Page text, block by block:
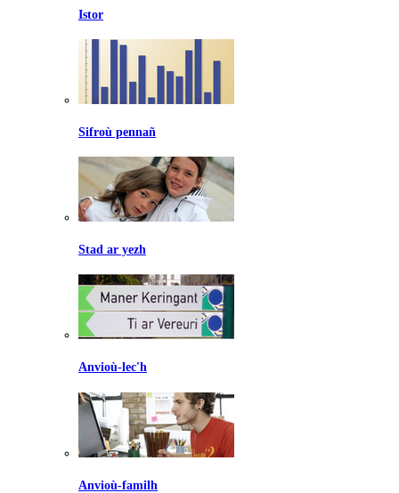
Istor
Sifroù pennañ
Stad ar yezh
Anvioù-lec'h
Anvioù-familh